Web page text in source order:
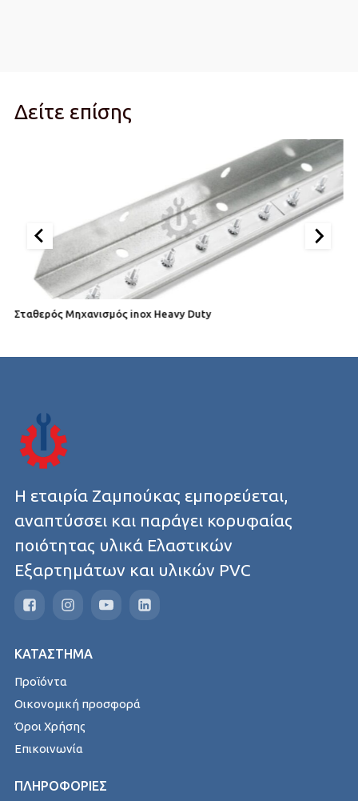
Δείτε επίσης
Σταθερός Μηχανισμός inox Heavy Duty
Η εταιρία Ζαμπούκας εμπορεύεται,
αναπτύσσει και παράγει κορυφαίας
ποιότητας υλικά Ελαστικών
Εξαρτημάτων και υλικών PVC
ΚΑΤΑΣΤΗΜΑ
Προϊόντα
Οικονομική προσφορά
Όροι Χρήσης
Επικοινωνία
ΠΛΗΡΟΦΟΡΙΕΣ